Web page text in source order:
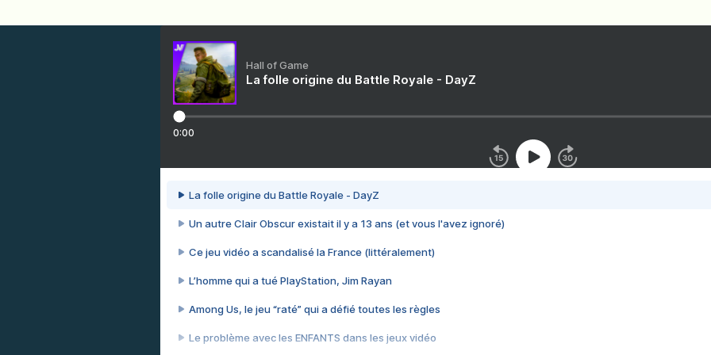
Hall of Game
La folle origine du Battle Royale - DayZ
0:00
La folle origine du Battle Royale - DayZ
Un autre Clair Obscur existait il y a 13 ans (et vous l'avez ignoré)
Ce jeu vidéo a scandalisé la France (littéralement)
L’homme qui a tué PlayStation, Jim Rayan
Among Us, le jeu “raté” qui a défié toutes les règles
Le problème avec les ENFANTS dans les jeux vidéo